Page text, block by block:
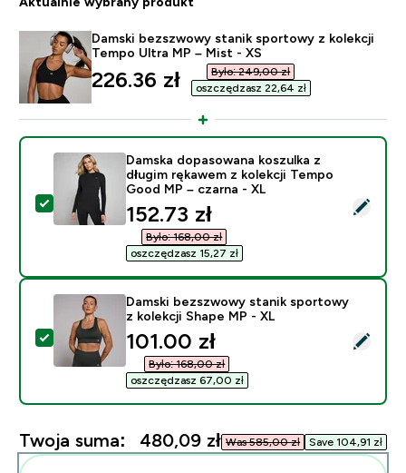
Damski bezszwowy stanik sportowy z kolekcji
Tempo Ultra MP – Mist - XS
discounted price
226.36 zł‎
Było: 249,00 zł‎
oszczędzasz 22,64 zł‎
Wybierz ten produkt - Damska dopasowana koszulka
Damska dopasowana koszulka z
długim rękawem z kolekcji Tempo
Good MP – czarna - XL
discounted price
152.73 zł‎
Było: 168,00 zł‎
oszczędzasz 15,27 zł‎
Wybierz ten produkt - Damski bezszwowy stanik
Damski bezszwowy stanik sportowy
z kolekcji Shape MP - XL
discounted price
101.00 zł‎
Było: 168,00 zł‎
oszczędzasz 67,00 zł‎
Twoja suma: 480,09 zł‎ Was 585,00 zł‎ Save 104,91 zł‎